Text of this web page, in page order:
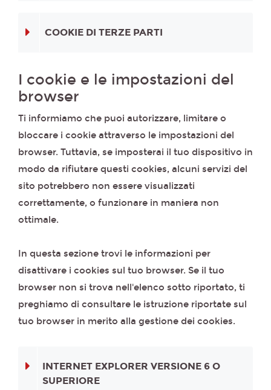
COOKIE DI TERZE PARTI
I cookie e le impostazioni del
browser
Ti informiamo che puoi autorizzare, limitare o
bloccare i cookie attraverso le impostazioni del
browser. Tuttavia, se imposterai il tuo dispositivo in
modo da rifiutare questi cookies, alcuni servizi del
sito potrebbero non essere visualizzati
correttamente, o funzionare in maniera non
ottimale.
In questa sezione trovi le informazioni per
disattivare i cookies sul tuo browser. Se il tuo
browser non si trova nell'elenco sotto riportato, ti
preghiamo di consultare le istruzione riportate sul
tuo browser in merito alla gestione dei cookies.
INTERNET EXPLORER VERSIONE 6 O
SUPERIORE